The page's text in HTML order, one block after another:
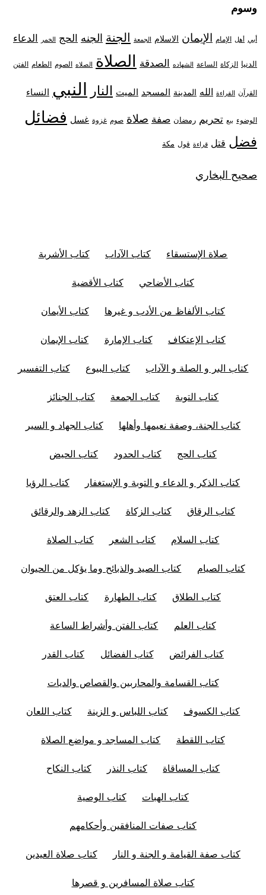
وسوم
أبي أهل الإمام الإيمان الاسلام الجمعة الجنة الجنه الحج الخمر الدعاء
الدنيا الزكاة الساعة الشهاده الصدقة الصلاة الصلاه الصوم الطعام الفتن
القرآن القراءة الله المدينة المسجد الميت النار النبي النساء
الوضوء بيع تحريم رمضان صفة صلاة صوم غزوة غسل فضائل
فضل قتل قراءة قول مكة
صحيح البخاري
صلاة الإستسقاء كتاب الآداب كتاب الأشربة
كتاب الأضاحي كتاب الأقضية
كتاب الألفاظ من الأدب و غيرها كتاب الأيمان
كتاب الإعتكاف كتاب الإمارة كتاب الإيمان
كتاب البر و الصلة و الآداب كتاب البيوع كتاب التفسير
كتاب التوبة كتاب الجمعة كتاب الجنائز
كتاب الجنة، وصفة نعيمها وأهلها كتاب الجهاد و السير
كتاب الحج كتاب الحدود كتاب الحيض
كتاب الذكر و الدعاء و التوبة و الإستغفار كتاب الرؤيا
كتاب الرقاق كتاب الزكاة كتاب الزهد والرقائق
كتاب السلام كتاب الشعر كتاب الصلاة
كتاب الصيام كتاب الصيد والذبائح وما يؤكل من الحيوان
كتاب الطلاق كتاب الطهارة كتاب العتق
كتاب العلم كتاب الفتن وأشراط الساعة
كتاب الفرائض كتاب الفضائل كتاب القدر
كتاب القسامة والمحاربين والقصاص والديات
كتاب الكسوف كتاب اللباس و الزينة كتاب اللعان
كتاب اللقطة كتاب المساجد و مواضع الصلاة
كتاب المساقاة كتاب النذر كتاب النكاح
كتاب الهبات كتاب الوصية
كتاب صفات المنافقين وأحكامهم
كتاب صفة القيامة و الجنة و النار كتاب صلاة العيدين
كتاب صلاة المسافرين و قصرها